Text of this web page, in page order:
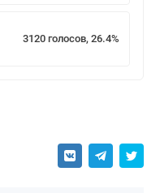
3120 голосов, 26.4%